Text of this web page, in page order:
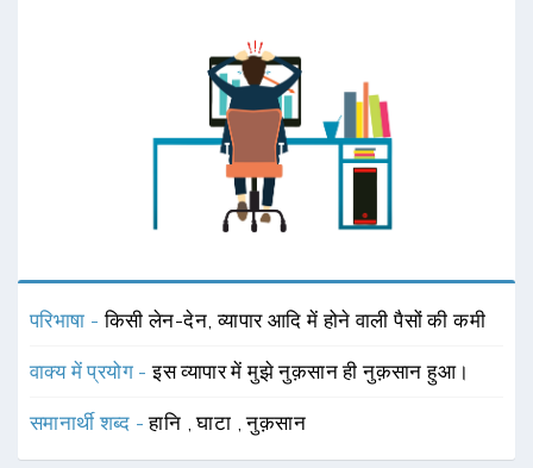
परिभाषा -किसी लेन-देन, व्यापार आदि में होने वाली पैसों की कमी
वाक्य में प्रयोग -इस व्यापार में मुझे नुक़सान ही नुक़सान हुआ।
समानार्थी शब्द -हानि ,घाटा ,नुक़सान